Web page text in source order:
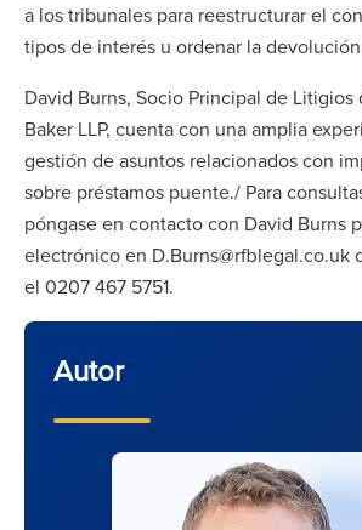
a los tribunales para reestructurar el
tipos de interés u ordenar la
David Burns, Socio Principal de
Baker LLP, cuenta con una amplia
gestión de asuntos relacionados con
sobre préstamos puente./ Para
póngase en contacto con David Burns
electrónico en D.Burns@rfblegal.co.uk
el 0207 467 5751.
Autor